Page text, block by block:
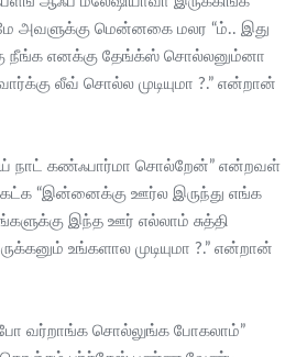
அவளுக்கு மென்னகை மலர “ம்.. இது
நீங்க எனக்கு தேங்க்ஸ் சொல்லனும்னா
லீவ் சொல்ல முடியுமா ?.” என்றான்
நாட் கண்ஃபார்மா சொல்றேன்” என்றவள்
“இன்னைக்கு ஊர்ல இருந்து எங்க
இந்த ஊர் எல்லாம் சுத்தி
உங்களால முடியுமா ?.” என்றான்
வர்றாங்க சொல்லுங்க போகலாம்”